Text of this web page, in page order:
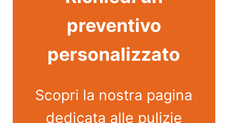
preventivo
personalizzato
Scopri la nostra pagina
dedicata alle pulizie